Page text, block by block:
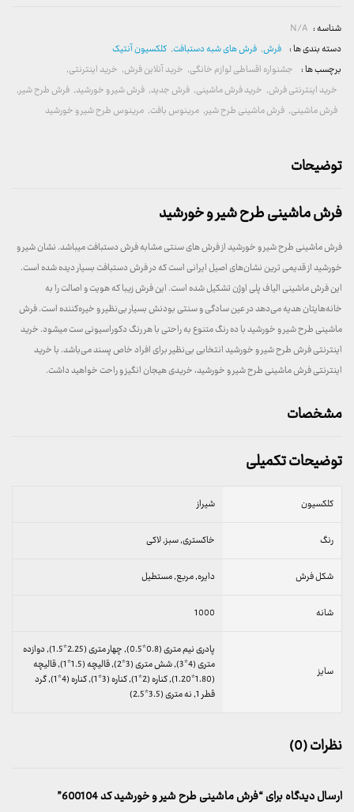
شناسه : N/A
دسته بندی ها : فرش, فرش های شبه دستبافت, کلکسیون آنتیک
برچسب ها : جشنواره اقساطی لوازم خانگی, خرید آنلاین فرش, خرید اینترنتی,
خرید اینترنتی فرش, خرید فرش ماشینی, فرش جدید, فرش شیر و خورشید, فرش طرح شیر,
فرش ماشینی, فرش ماشینی طرح شیر, مرینوس بافت, مرینوس طرح شیر و خورشید
توضیحات
فرش ماشینی طرح شیر و خورشید
فرش ماشینی طرح شیر و خورشید از فرش های سنتی مشابه فرش دستبافت میباشد. نشان شیر و
خورشید از قدیمی ترین نشان‌های اصیل ایرانی است که در فرش دستبافت بسیار دیده شده است.
این فرش ماشینی الیاف پلی اوژن تشکیل شده است. این فرش زیبا که هویت و اصالت را به
خانه‌هایتان هدیه می‌دهد در عین سادگی و سنتی بودنش بسیار بی‌نظیر و خیره‌کننده است. فرش
ماشینی طرح شیر و خورشید با ده رنگ متنوع به راحتی با هر رنگ دکوراسیونی ست میشود. خرید
اینترنتی فرش طرح شیر و خورشید انتخابی بی‌نظیر برای افراد خاص پسند می‌باشد. با خرید
اینترنتی فرش ماشینی طرح شیر و خورشید، خریدی هیجان انگیز و راحت خواهید داشت.
مشخصات
توضیحات تکمیلی
کلکسیون شیراز
رنگ خاکستری, سبز, لاکی
شکل فرش دایره, مربع, مستطیل
شانه 1000
سایز
پادری نیم متری (0.8*0.5), چهار متری (2.25*1.5), دوازده
متری (4*3), شش متری (3*2), قالیچه (1.5*1), قالیچه
(1.80*1.20), کناره (2*1), کناره (3*1), کناره (4*1), گرد
قطر 1, نه متری (3.5*2.5)
نظرات (0)
ارسال دیدگاه برای “فرش ماشینی طرح شیر و خورشید کد 600104”